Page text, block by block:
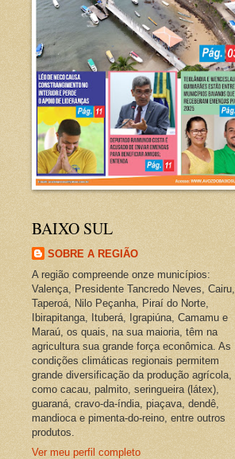
BAIXO SUL
SOBRE A REGIÃO
A região compreende onze municípios:
Valença, Presidente Tancredo Neves, Cairu,
Taperoá, Nilo Peçanha, Piraí do Norte,
Ibirapitanga, Ituberá, Igrapiúna, Camamu e
Maraú, os quais, na sua maioria, têm na
agricultura sua grande força econômica. As
condições climáticas regionais permitem
grande diversificação da produção agrícola,
como cacau, palmito, seringueira (látex),
guaraná, cravo-da-índia, piaçava, dendê,
mandioca e pimenta-do-reino, entre outros
produtos.
Ver meu perfil completo